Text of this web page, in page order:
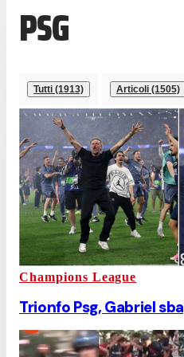
PSG
Tutti (1913) Articoli (1505)
Champions League
Trionfo Psg, Gabriel